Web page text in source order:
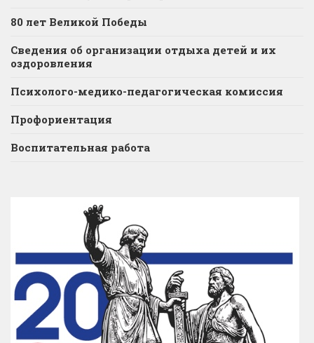
80 лет Великой Победы
Сведения об организации отдыха детей и их
оздоровления
Психолого-медико-педагогическая комиссия
Профориентация
Воспитательная работа